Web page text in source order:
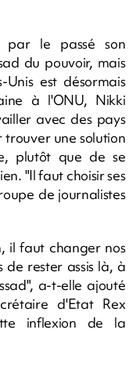
par le passé son
du pouvoir, mais
est désormais
à l'ONU, Nikki
avec des pays
trouver une solution
plutôt que de se
"Il faut choisir ses
de journalistes
il faut changer nos
rester assis là, à
a-t-elle ajouté
d'Etat Rex
inflexion de la